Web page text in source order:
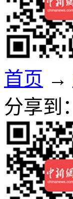
首页 →
分享到：